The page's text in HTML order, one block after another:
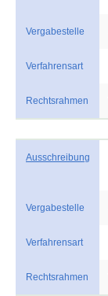
Vergabestelle
Verfahrensart
Rechtsrahmen
Ausschreibung
Vergabestelle
Verfahrensart
Rechtsrahmen